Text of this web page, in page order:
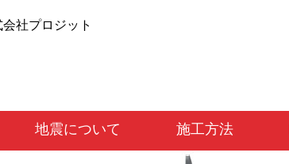
社プロジット
地震について 施工方法